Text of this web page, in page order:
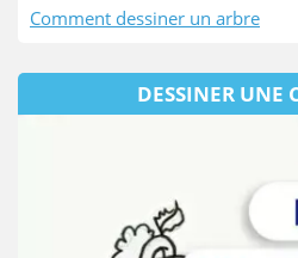
Comment dessiner un arbre
DESSINER UNE